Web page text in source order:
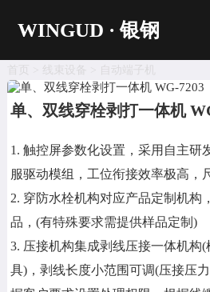
WINGUD · 银钢
首页
超声波焊接
自动生产线
同轴剥线机
电脑剥线机
自动端子机
首页 线束设备 自动端子机
单、双线穿栓剥打一体机
1. 触控屏参数化设置，采用自主研
服驱动模组，工位衔接效率极高，
2. 穿防水栓机构对应产品定制机构
品，(有特殊要求需提供样品定制)
3. 压接机构集成剥线压接一体机构
具)，剥线长度小范围可调(压接压